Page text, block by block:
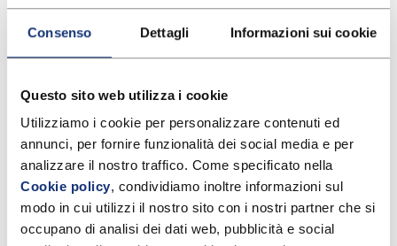
Consenso Dettagli Informazioni sui cookie
Questo sito web utilizza i cookie
Utilizziamo i cookie per personalizzare contenuti ed
annunci, per fornire funzionalità dei social media e per
Cookie policy, condividiamo inoltre informazioni sul
modo in cui utilizzi il nostro sito con i nostri partner che si
occupano di analisi dei dati web, pubblicità e social
saponi
pelle e alterare l’equilibrio del
Asciugare
bene
l’area genitale, tamponando con
delicatezza con un asciugamano
pulito finché è completamente
asciutta;
Evitare
, come deodoranti vaginali,